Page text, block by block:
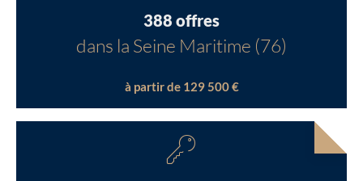
388 offres
dans la Seine Maritime (76)
à partir de 129 500 €